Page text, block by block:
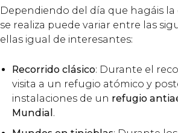
Dependiendo del día que hagáis
se realiza puede variar entre las
ellas igual de interesantes:
Recorrido clásico: Durante el
visita a un refugio atómico y
instalaciones de un refugio
Mundial .